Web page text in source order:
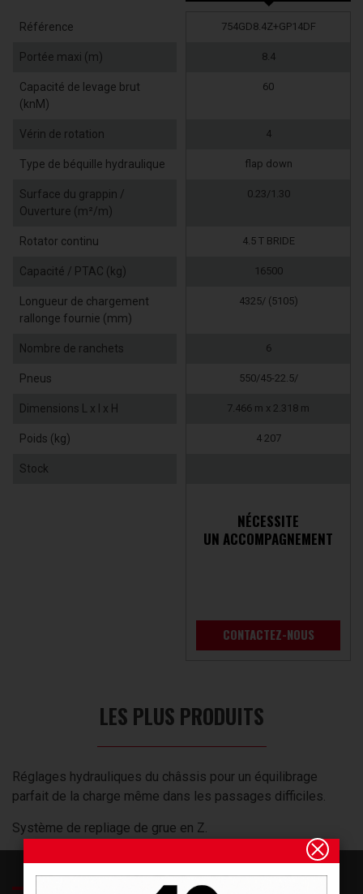
Référence
Portée maxi (m)
Capacité de levage brut
(knM)
Vérin de rotation
Type de béquille hydraulique
Surface du grappin /
Ouverture (m²/m)
Rotator continu
Capacité / PTAC (kg)
Longueur de chargement
rallonge fournie (mm)
Nombre de ranchets
Pneus
Dimensions L x l x H
Poids (kg)
Stock
754GD8.4Z+GP14DF
8.4
60
4
flap down
0.23/1.30
4.5 T BRIDE
16500
4325/ (5105)
6
550/45-22.5/
7.466 m x 2.318 m
4 207
NÉCESSITE
UN ACCOMPAGNEMENT
CONTACTEZ-NOUS
LES PLUS PRODUITS
Réglages hydrauliques du châssis pour un équilibrage
parfait de la charge même dans les passages difficiles.
Système de repliage de grue en Z.
DÉCOUVREZ NOS PRODUITS EN